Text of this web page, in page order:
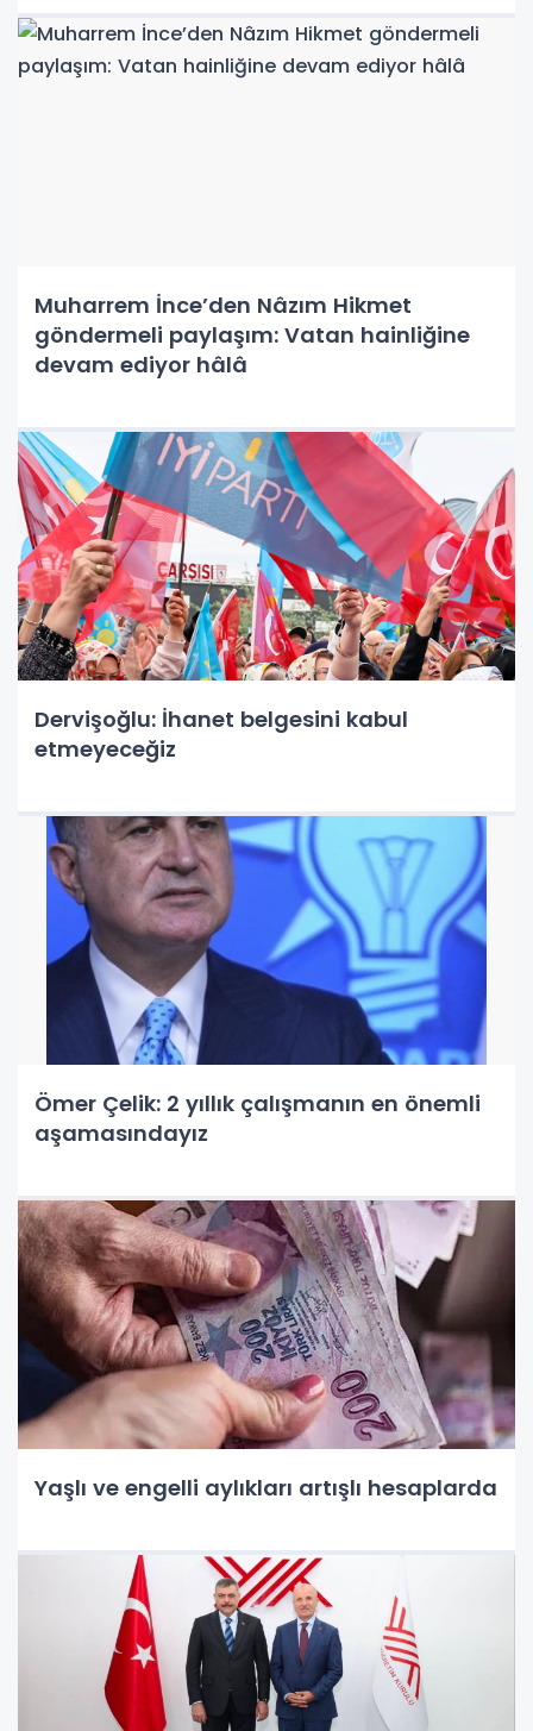
Muharrem İnce’den Nâzım Hikmet
göndermeli paylaşım: Vatan hainliğine
devam ediyor hâlâ
Dervişoğlu: İhanet belgesini kabul
etmeyeceğiz
Ömer Çelik: 2 yıllık çalışmanın en önemli
aşamasındayız
Yaşlı ve engelli aylıkları artışlı hesaplarda